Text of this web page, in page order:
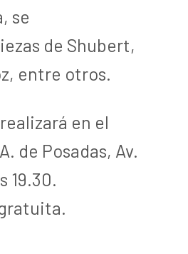
se
de Shubert,
entre otros.
en el
de Posadas, Av.
19.30.